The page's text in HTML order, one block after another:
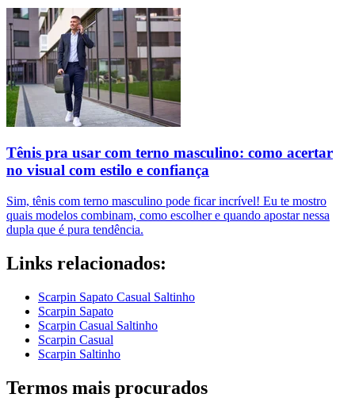
Tênis pra usar com terno masculino: como acertar
no visual com estilo e confiança
Sim, tênis com terno masculino pode ficar incrível! Eu te mostro
quais modelos combinam, como escolher e quando apostar nessa
dupla que é pura tendência.
Links relacionados:
Scarpin Sapato Casual Saltinho
Scarpin Sapato
Scarpin Casual Saltinho
Scarpin Casual
Scarpin Saltinho
Termos mais procurados